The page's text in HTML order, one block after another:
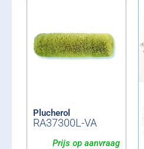
Plucherol
RA37300L-VA
Prijs op aanvraag